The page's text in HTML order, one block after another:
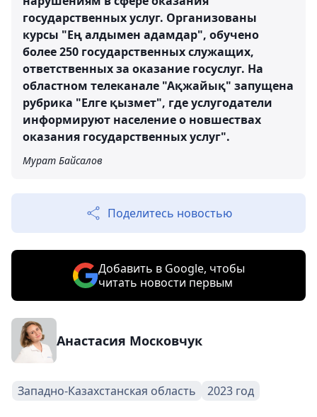
государственных услуг. Организованы
курсы "Ең алдымен адамдар", обучено
более 250 государственных служащих,
ответственных за оказание госуслуг. На
областном телеканале "Ақжайық" запущена
рубрика "Елге қызмет", где услугодатели
информируют население о новшествах
оказания государственных услуг".
Мурат Байсалов
Поделитесь новостью
Добавить в Google, чтобы
читать новости первым
Анастасия Московчук
Западно-Казахстанская область 2023 год